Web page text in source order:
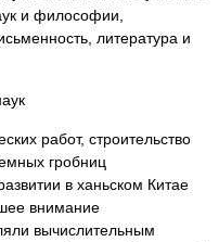
и философии,
литература и
работ, строительство
гробниц
в ханьском Китае
внимание
вычислительным